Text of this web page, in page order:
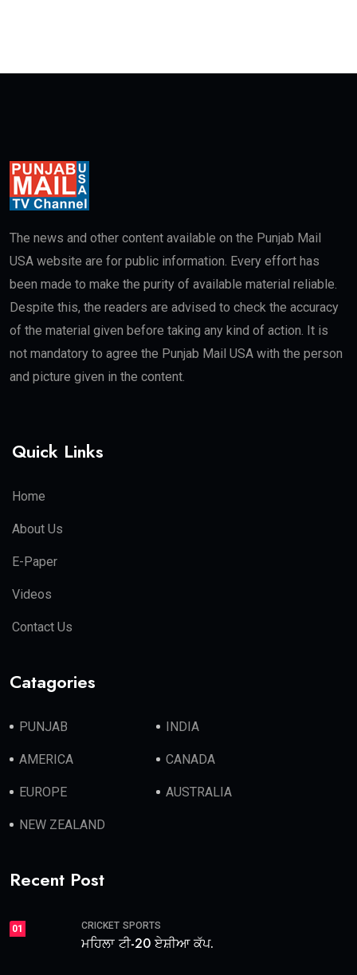
The news and other content available on the Punjab Mail
USA website are for public information. Every effort has
been made to make the purity of available material reliable.
Despite this, the readers are advised to check the accuracy
of the material given before taking any kind of action. It is
not mandatory to agree the Punjab Mail USA with the person
and picture given in the content.
Quick Links
Home
About Us
E-Paper
Videos
Contact Us
Catagories
PUNJAB INDIA
AMERICA CANADA
EUROPE AUSTRALIA
NEW ZEALAND
Recent Post
01 CRICKET SPORTS
ਮਹਿਲਾ ਟੀ-20 ਏਸ਼ੀਆ ਕੱਪ.